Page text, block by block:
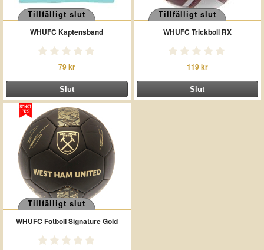
Tillfälligt slut
WHUFC Kaptensband
79 kr
Tillfälligt slut
WHUFC Trickboll RX
119 kr
Tillfälligt slut
WHUFC Fotboll Signature Gold